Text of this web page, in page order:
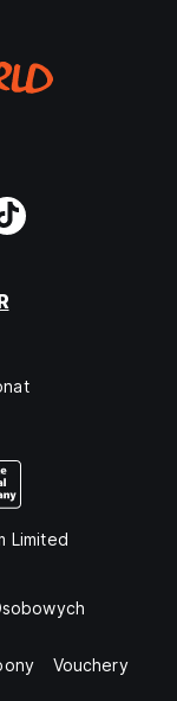
Limited
Vouchery